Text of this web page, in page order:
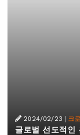
2024/02/23 크
글로벌 선도적인